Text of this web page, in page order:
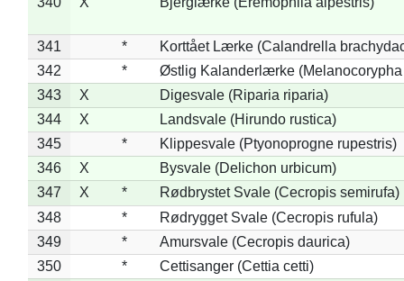
341 *
Korttået Lærke (Calandrella
342
*
Østlig Kalanderlærke (Melanocorypha
343
X
Digesvale (Riparia riparia)
344
X
Landsvale (Hirundo rustica)
345
*
Klippesvale (Ptyonoprogne rupestris)
346
X
Bysvale (Delichon urbicum)
347
X *
Rødbrystet Svale (Cecropis semirufa)
348
*
Rødrygget Svale (Cecropis rufula)
349
*
Amursvale (Cecropis daurica)
350
*
Cettisanger (Cettia cetti)